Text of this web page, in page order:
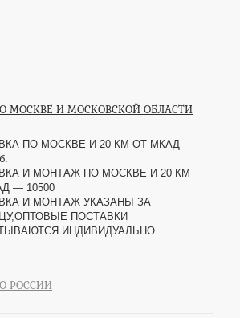
МОСКВЕ И МОСКОВСКОЙ ОБЛАСТИ
ПО МОСКВЕ И 20 КМ ОТ МКАД —
И МОНТАЖ ПО МОСКВЕ И 20 КМ
— 10500
И МОНТАЖ УКАЗАНЫ ЗА
ПОСТАВКИ
ИНДИВИДУАЛЬНО
РОССИИ